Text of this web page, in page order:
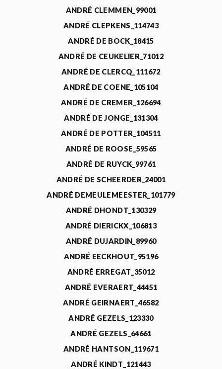
ANDRÉ CLEMMEN_99001
ANDRÉ CLEPKENS_114743
ANDRÉ DE BOCK_18415
ANDRÉ DE CEUKELIER_71012
ANDRÉ DE CLERCQ_111672
ANDRÉ DE COENE_105104
ANDRÉ DE CREMER_126694
ANDRÉ DE JONGE_131304
ANDRÉ DE POTTER_104511
ANDRÉ DE ROOSE_59565
ANDRÉ DE RUYCK_99761
ANDRÉ DE SCHEERDER_24001
ANDRÉ DEMEULEMEESTER_101779
ANDRÉ DHONDT_130329
ANDRÉ DIERICKX_106813
ANDRÉ DUJARDIN_89960
ANDRÉ EECKHOUT_95196
ANDRÉ ERREGAT_35012
ANDRÉ EVERAERT_44451
ANDRÉ GEIRNAERT_46582
ANDRÉ GEZELS_123330
ANDRÉ GEZELS_64661
ANDRÉ HANTSON_119671
ANDRÉ KINDT_121443